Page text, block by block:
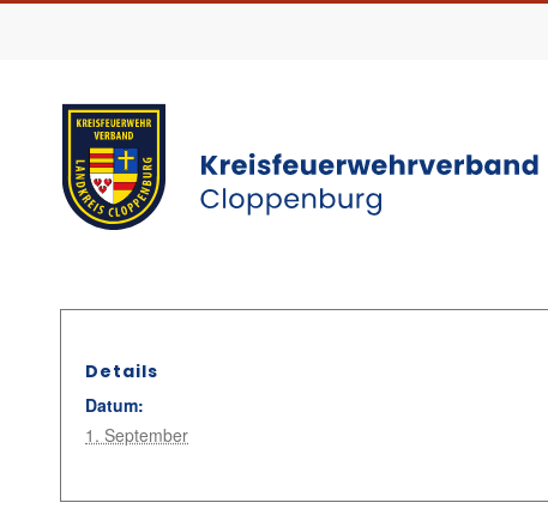
Details
Datum:
1. September